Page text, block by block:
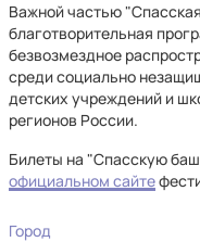
Важной частью
благотворительная
безвозмездное
среди социально
детских учреждений и
регионов России.
Билеты на "Спасскую
официальном сайте
Город